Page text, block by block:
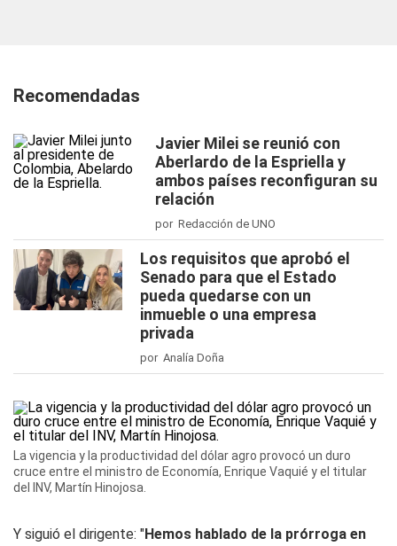
Recomendadas
Javier Milei se reunió con
Aberlardo de la Espriella y
ambos países reconfiguran su
relación
por Redacción de UNO
Los requisitos que aprobó el
Senado para que el Estado
pueda quedarse con un
inmueble o una empresa
privada
por Analía Doña
La vigencia y la productividad del dólar agro provocó un duro
cruce entre el ministro de Economía, Enrique Vaquié y el titular
del INV, Martín Hinojosa.
Y siguió el dirigente: "Hemos hablado de la prórroga en